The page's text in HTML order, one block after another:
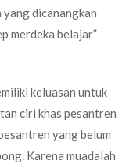
yang dicanangkan
merdeka belajar”
keluasan untuk
ciri khas pesantren
yang belum
Karena muadalah